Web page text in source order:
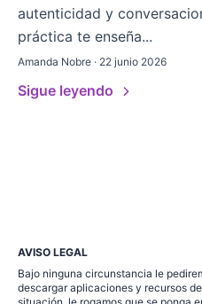
autenticidad y
práctica te enseña...
Amanda Nobre · 22 junio 2026
Sigue leyendo
AVISO LEGAL
Bajo ninguna circunstancia le
descargar aplicaciones y recursos
situación, le rogamos que se ponga